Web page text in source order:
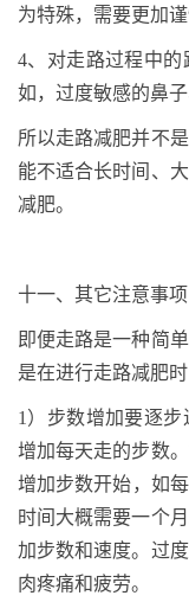
为特殊，需要更加
4、对走路过程中的
如 ，过度敏感的鼻子
所以走路减肥并不
能不适合长时间、
减肥。
十一、其它注意事项
即便走路是一种简
是在进行走路减肥
1 ） 步数增加要逐步
增加每天走的步数
增加步数开始，如
时间大概需要一个
加步数和速度。过
肉疼痛和疲劳。